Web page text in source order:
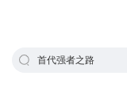
首代强者之路